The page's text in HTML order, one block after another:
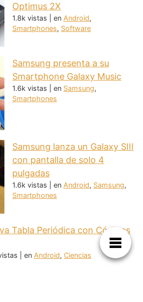
Optimus 2X
1.8k vistas en Android,
Smartphones, Software
Samsung presenta a su
Smartphone Galaxy Music
1.6k vistas en Samsung,
Smartphones
Samsung lanza un Galaxy SIII
con pantalla de solo 4
pulgadas
1.6k vistas en Android, Samsung,
Smartphones
Tabla Periódica con Códigos
en Android, Ciencias